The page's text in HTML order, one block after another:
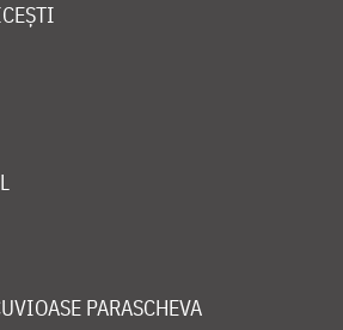
PARASCHEVA